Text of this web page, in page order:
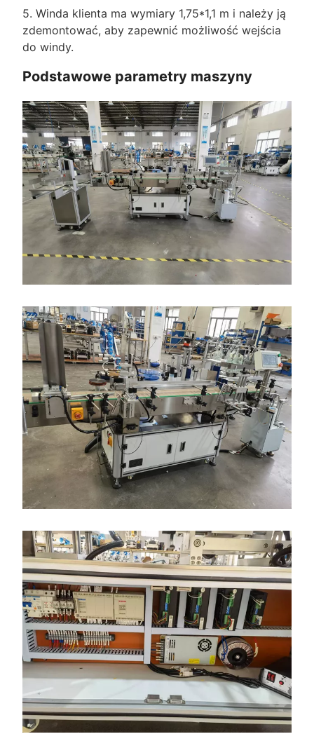
5. Winda klienta ma wymiary 1,75*1,1 m i należy ją
zdemontować, aby zapewnić możliwość wejścia
do windy.
Podstawowe parametry maszyny